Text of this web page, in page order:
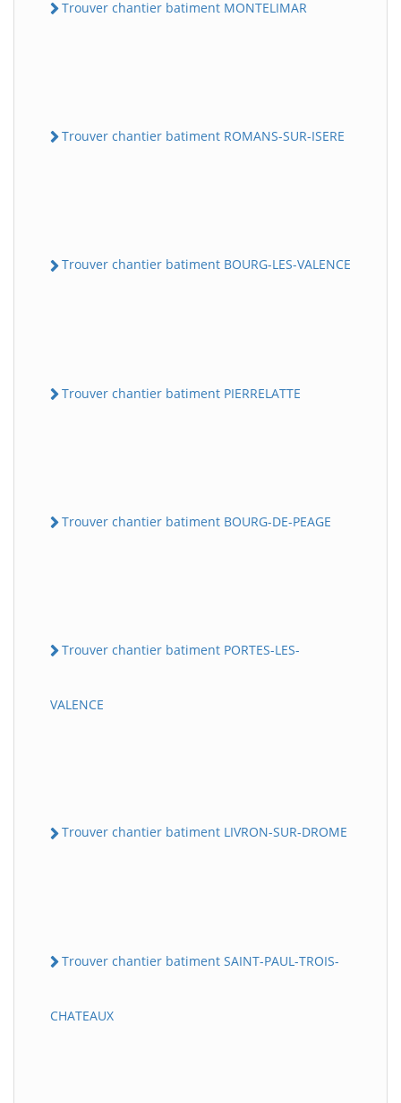
Trouver chantier batiment MONTELIMAR
Trouver chantier batiment ROMANS-SUR-ISERE
Trouver chantier batiment BOURG-LES-VALENCE
Trouver chantier batiment PIERRELATTE
Trouver chantier batiment BOURG-DE-PEAGE
Trouver chantier batiment PORTES-LES-
VALENCE
Trouver chantier batiment LIVRON-SUR-DROME
Trouver chantier batiment SAINT-PAUL-TROIS-
CHATEAUX